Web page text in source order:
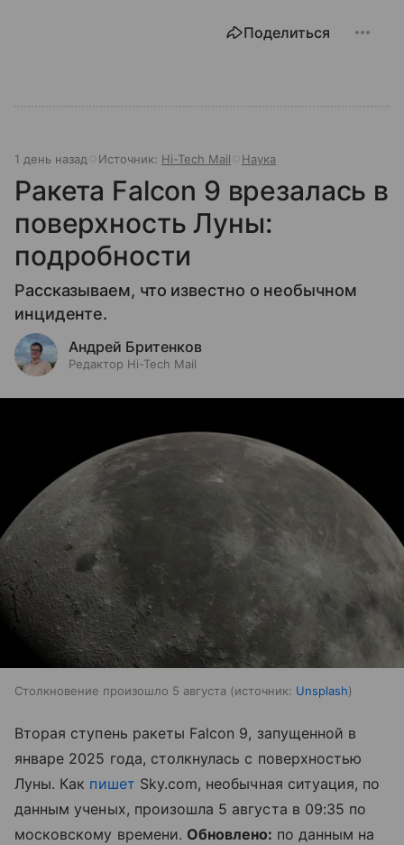
Поделиться
1 день назад Источник: Hi-Tech Mail Наука
Ракета Falcon 9 врезалась в
поверхность Луны:
подробности
Рассказываем, что известно о необычном
инциденте.
Андрей Бритенков
Редактор Hi-Tech Mail
Столкновение произошло 5 августа источник: Unsplash
Вторая ступень ракеты Falcon 9, запущенной в
январе 2025 года, столкнулась с поверхностью
Луны. Как пишет Sky.com, необычная ситуация, по
данным ученых, произошла 5 августа в 09:35 по
московскому времени. Обновлено: по данным на